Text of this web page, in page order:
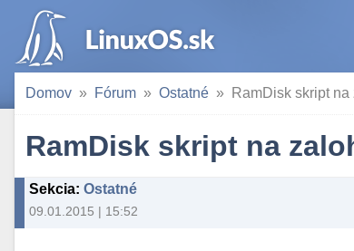
Domov Fórum Ostatné RamDisk skript na
RamDisk skript na
Sekcia: Ostatné
09.01.2015 | 15:52